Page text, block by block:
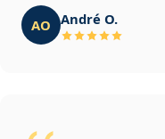
AO André O.